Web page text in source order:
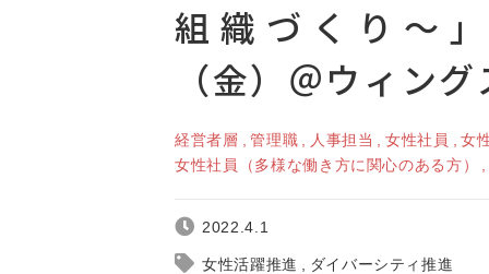
組織づくり～
（金）＠ウィン
経営者層 管理職 人事担当 女性社員
女
女性社員（多様な働き方に関心のある方）
2022.4.1
女性活躍推進 ダイバーシティ推進